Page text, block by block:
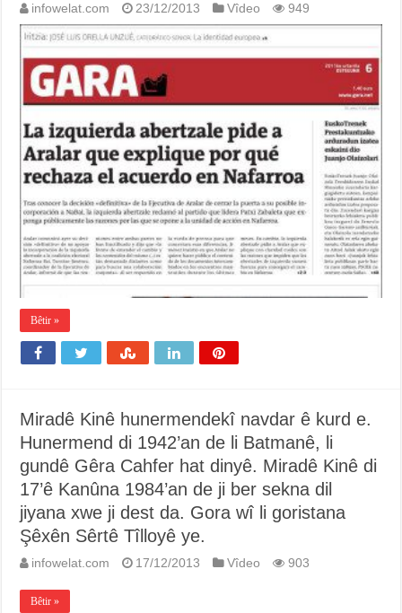
infowelat.com 23/12/2013 Vîdeo 949
Bêtir »
Miradê Kinê hunermendekî navdar ê kurd e.
Hunermend di 1942’an de li Batmanê, li
gundê Gêra Cahfer hat dinyê. Miradê Kinê di
17’ê Kanûna 1984’an de ji ber sekna dil
jiyana xwe ji dest da. Gora wî li goristana
Şêxên Sêrtê Tîlloyê ye.
infowelat.com 17/12/2013 Vîdeo 903
Bêtir »